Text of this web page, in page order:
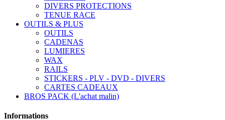
DIVERS PROTECTIONS
TENUE RACE
OUTILS & PLUS
OUTILS
CADENAS
LUMIERES
WAX
RAILS
STICKERS - PLV - DVD - DIVERS
CARTES CADEAUX
BROS PACK (L'achat malin)
Informations